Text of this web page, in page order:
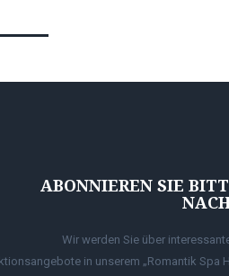
ABONNIEREN SIE
Wir werden Sie über
in unserem „Romantik Spa